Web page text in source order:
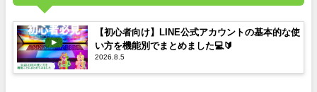
【初心者向け】LINE公式アカウントの基本的な使
い方を機能別でまとめました💻🔰
2026.8.5